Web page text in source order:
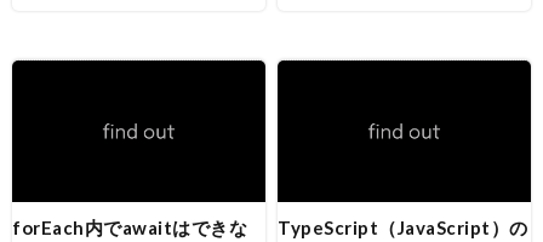
forEach内でawaitはできな
TypeScript（JavaScript）の